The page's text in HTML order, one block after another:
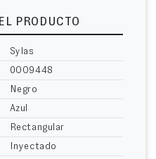
PRODUCTO
Sylas
0OO9448
Negro
Azul
Rectangular
Inyectado